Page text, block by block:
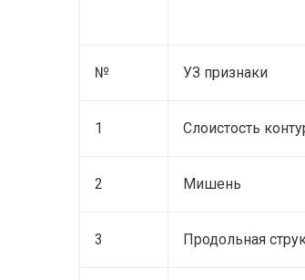
№ УЗ признаки
1 Слоистость
2 Мишень
3 Продольная